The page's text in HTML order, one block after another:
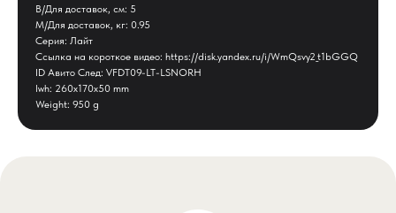
В/Для доставок, см: 5
М/Для доставок, кг: 0.95
Серия: Лайт
Ссылка на короткое видео: https://disk.yandex.ru/i/WmQsvy2_t1bGGQ
ID Авито След: VFDT09-LT-LSNORH
lwh: 260x170x50 mm
Weight: 950 g